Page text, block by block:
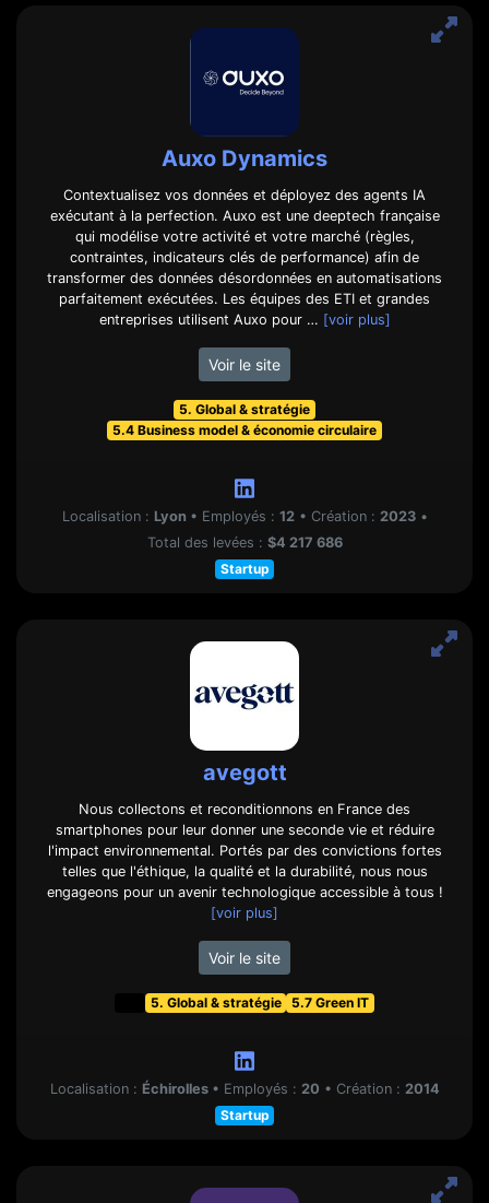
Auxo Dynamics
Contextualisez vos données et déployez des agents IA
exécutant à la perfection. Auxo est une deeptech française
qui modélise votre activité et votre marché (règles,
contraintes, indicateurs clés de performance) afin de
transformer des données désordonnées en automatisations
parfaitement exécutées. Les équipes des ETI et grandes
entreprises utilisent Auxo pour … [voir plus]
Voir le site
5. Global & stratégie
5.4 Business model & économie circulaire
Localisation : Lyon • Employés : 12 • Création : 2023 •
Total des levées : $4 217 686
Startup
avegott
Nous collectons et reconditionnons en France des
smartphones pour leur donner une seconde vie et réduire
l'impact environnemental. Portés par des convictions fortes
telles que l'éthique, la qualité et la durabilité, nous nous
engageons pour un avenir technologique accessible à tous !
[voir plus]
Voir le site
5. Global & stratégie 5.7 Green IT
Localisation : Échirolles • Employés : 20 • Création : 2014
Startup